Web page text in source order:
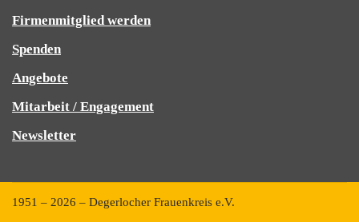
Firmenmitglied werden
Spenden
Angebote
Mitarbeit / Engagement
Newsletter
1951 – 2026 – Degerlocher Frauenkreis e.V.